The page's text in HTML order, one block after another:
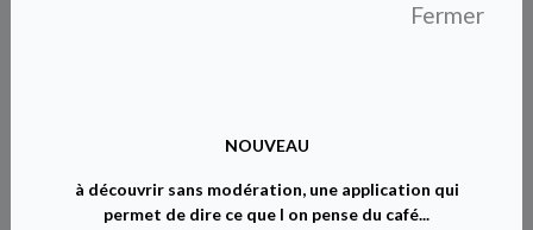
dans ce monde de saveurs riches et subtiles ( la
Sur place vous pouvez déguster le café du jour
préparé sur uneVA 358 Victoria Arduino à levier
Fermer
NOUVEAU
à découvrir sans modération, une application qui
permet de dire ce que l on pense du café...